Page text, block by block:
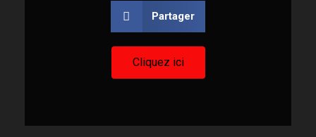
Partager
Cliquez ici